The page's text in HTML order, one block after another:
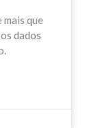
mais que
dados